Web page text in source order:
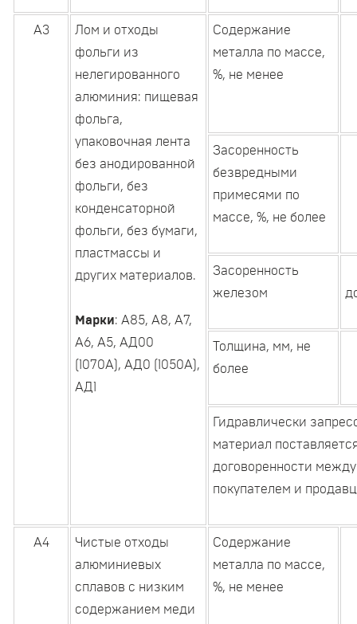
A3
Лом и отходы
фольги из
нелегированного
алюминия: пищевая
фольга,
упаковочная лента
без анодированной
фольги, без
конденсаторной
фольги, без бумаги,
пластмассы и
других материалов.
Марки: А85, А8, А7,
А6, А5, АД00
(1070А), АД0 (1050А),
АД1
Содержание
металла по массе,
%, не менее
Засоренность
безвредными
примесями по
массе, %, не более
Засоренность
железом
Толщина, мм, не
более
Гидравлически
материал
договоренности между
покупателем и
А4
Чистые отходы
алюминиевых
сплавов с низким
содержанием меди
Содержание
металла по массе,
%, не менее